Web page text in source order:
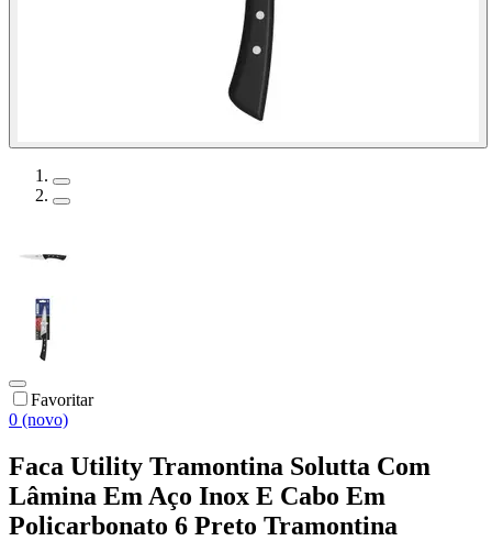
Favoritar
0 (novo)
Faca Utility Tramontina Solutta Com
Lâmina Em Aço Inox E Cabo Em
Policarbonato 6 Preto Tramontina